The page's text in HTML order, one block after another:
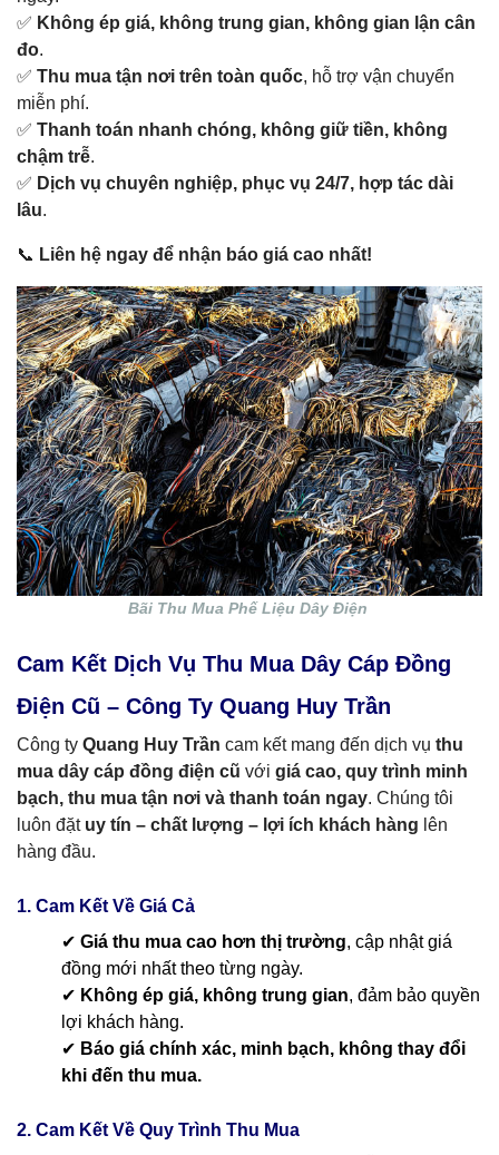
✅ Không ép giá, không trung gian, không gian lận cân
đo.
✅ Thu mua tận nơi trên toàn quốc, hỗ trợ vận chuyển
miễn phí.
✅ Thanh toán nhanh chóng, không giữ tiền, không
chậm trễ.
✅ Dịch vụ chuyên nghiệp, phục vụ 24/7, hợp tác dài
lâu.
📞 Liên hệ ngay để nhận báo giá cao nhất!
Bãi Thu Mua Phế Liệu Dây Điện
Cam Kết Dịch Vụ Thu Mua Dây Cáp Đồng
Điện Cũ – Công Ty Quang Huy Trần
Công ty Quang Huy Trần cam kết mang đến dịch vụ thu
mua dây cáp đồng điện cũ với giá cao, quy trình minh
bạch, thu mua tận nơi và thanh toán ngay. Chúng tôi
luôn đặt uy tín – chất lượng – lợi ích khách hàng lên
hàng đầu.
1. Cam Kết Về Giá Cả
✔ Giá thu mua cao hơn thị trường, cập nhật giá
đồng mới nhất theo từng ngày.
✔ Không ép giá, không trung gian, đảm bảo quyền
lợi khách hàng.
✔ Báo giá chính xác, minh bạch, không thay đổi
khi đến thu mua.
2. Cam Kết Về Quy Trình Thu Mua